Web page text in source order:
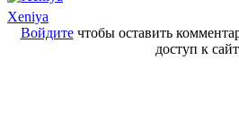
Xeniya
Войдитечтобы оставить
доступ к